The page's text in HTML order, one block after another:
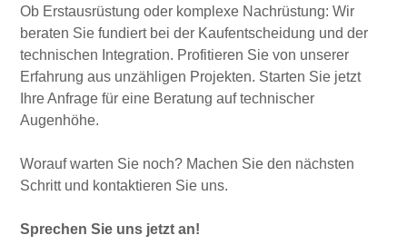
Ob Erstausrüstung oder komplexe Nachrüstung: Wir
beraten Sie fundiert bei der Kaufentscheidung und der
technischen Integration. Profitieren Sie von unserer
Erfahrung aus unzähligen Projekten. Starten Sie jetzt
Ihre Anfrage für eine Beratung auf technischer
Augenhöhe.
Worauf warten Sie noch? Machen Sie den nächsten
Schritt und kontaktieren Sie uns.
Sprechen Sie uns jetzt an!